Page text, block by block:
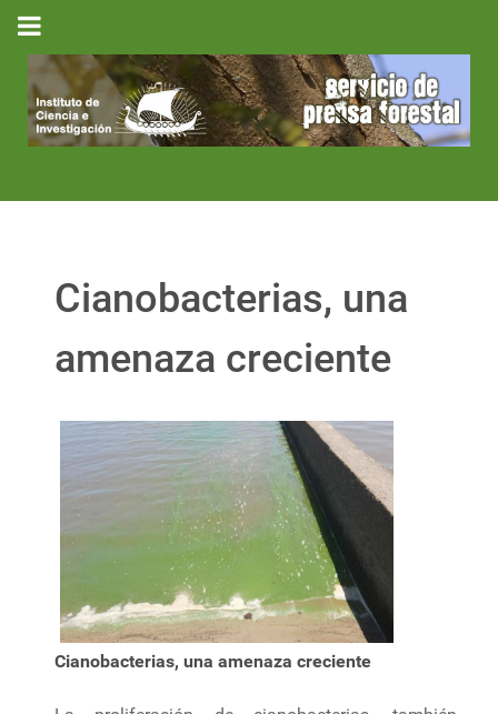
Cianobacterias, una
amenaza creciente
Cianobacterias, una amenaza creciente